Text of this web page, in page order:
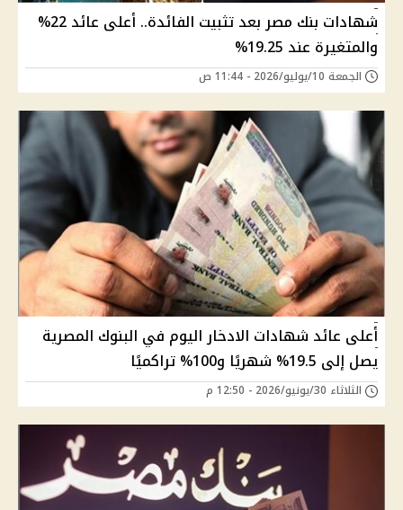
شهادات بنك مصر بعد تثبيت الفائدة.. أعلى عائد 22%
والمتغيرة عند 19.25%
الجمعة 10/يوليو/2026 - 11:44 ص
أعلى عائد شهادات الادخار اليوم في البنوك المصرية
يصل إلى 19.5% شهريًا و100% تراكميًا
الثلاثاء 30/يونيو/2026 - 12:50 م